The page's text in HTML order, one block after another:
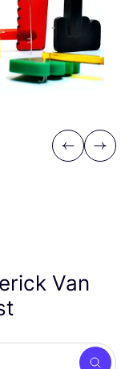
Previous
Next
Van